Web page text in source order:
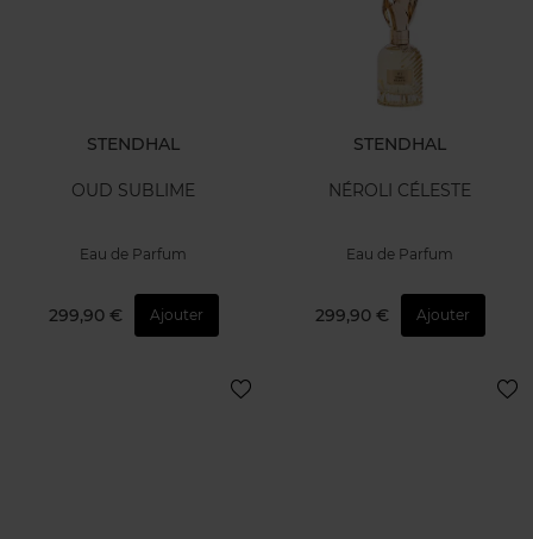
STENDHAL
OUD SUBLIME
Eau de Parfum
299,90 € Ajouter
STENDHAL
NÉROLI CÉLESTE
Eau de Parfum
299,90 € Ajouter